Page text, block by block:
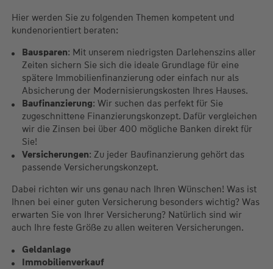
Hier werden Sie zu folgenden Themen kompetent und
kundenorientiert beraten:
Bausparen: Mit unserem niedrigsten Darlehenszins aller
Zeiten sichern Sie sich die ideale Grundlage für eine
spätere Immobilienfinanzierung oder einfach nur als
Absicherung der Modernisierungskosten Ihres Hauses.
Baufinanzierung: Wir suchen das perfekt für Sie
zugeschnittene Finanzierungskonzept. Dafür vergleichen
wir die Zinsen bei über 400 mögliche Banken direkt für
Sie!
Versicherungen: Zu jeder Baufinanzierung gehört das
passende Versicherungskonzept.
Dabei richten wir uns genau nach Ihren Wünschen! Was ist
Ihnen bei einer guten Versicherung besonders wichtig? Was
erwarten Sie von Ihrer Versicherung? Natürlich sind wir
auch Ihre feste Größe zu allen weiteren Versicherungen.
Geldanlage
Immobilienverkauf